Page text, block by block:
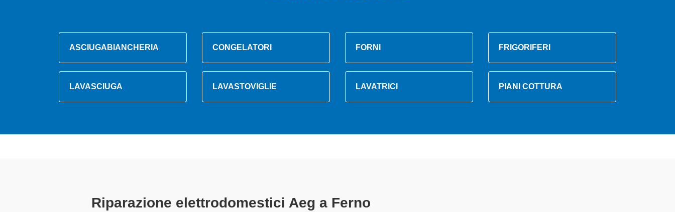
ASCIUGABIANCHERIA CONGELATORI FORNI FRIGORIFERI
LAVASCIUGA LAVASTOVIGLIE LAVATRICI PIANI COTTURA
Tecnici Elettrodomestici Aeg A Fernospecializzati altamente preparati